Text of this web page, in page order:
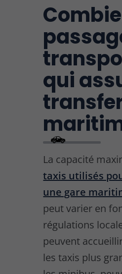
qui
La capacité
taxis utilisés
une gare
peut varier en
régulations
peuvent
les taxis plus